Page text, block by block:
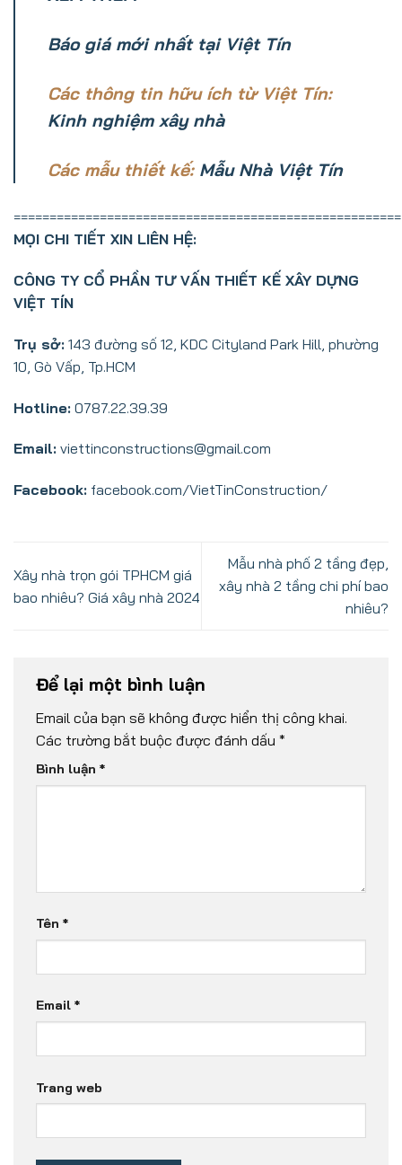
Báo giá mới nhất tại Việt Tín
Các thông tin hữu ích từ Việt Tín:
Kinh nghiệm xây nhà
Các mẫu thiết kế: Mẫu Nhà Việt Tín
======================================================
MỌI CHI TIẾT XIN LIÊN HỆ:
CÔNG TY CỔ PHẦN TƯ VẤN THIẾT KẾ XÂY DỰNG
VIỆT TÍN
Trụ sở: 143 đường số 12, KDC Cityland Park Hill, phường
10, Gò Vấp, Tp.HCM
Hotline: 0787.22.39.39
Email: viettinconstructions@gmail.com
Facebook: facebook.com/VietTinConstruction/
Xây nhà trọn gói TPHCM giá
bao nhiêu? Giá xây nhà 2024
Mẫu nhà phố 2 tầng đẹp,
xây nhà 2 tầng chi phí bao
nhiêu?
Để lại một bình luận
Email của bạn sẽ không được hiển thị công khai.
Các trường bắt buộc được đánh dấu *
Bình luận *
Tên *
Email *
Trang web